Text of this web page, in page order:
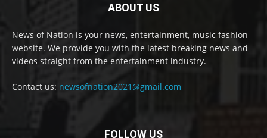
ABOUT US
News of Nation is your news, entertainment, music fashion
website. We provide you with the latest breaking news and
videos straight from the entertainment industry.
Contact us: newsofnation2021@gmail.com
FOLLOW US